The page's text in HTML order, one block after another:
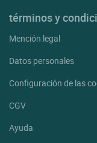
términos y
Mención legal
Datos personales
Configuración de las
CGV
Ayuda